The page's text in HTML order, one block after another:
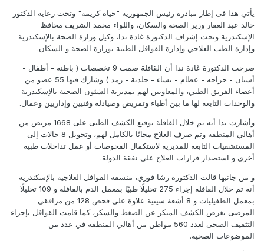
يأتي هذا فى إطار مبادرة رئيس الجمهورية "حياة كريمة" وتحت رعاية الدكتور
خالد عبد الغفار وزير الصحة والسكان، واللواء محمد الشريف محافظ
الإسكندرية وتحت إشراف الدكتورة غادة ندا، وكيل وزارة الصحة بالإسكندرية
وإدارة الطب العلاجي وإدارة القوافل الطبية بوزارة الصحة و السكان.
صرحت الدكتورة غادة ندا أن القافلة ضمت 9 تخصصات ( باطنه - أطفال -
أسنان - جراحه - عظام - نساء - جلدية - رمد ) وشارك فيها 55 عضو من
أعضاء الفريق الطبي، والمعاونين لهم بمديرية الشئون الصحية بالإسكندرية
والوحدات التابعة لها ما بين أطباء وتمريض وصيادلة وفنيين وإداريين وعمال.
وأشارت ندا أنه تم خلال القافلة توقيع الكشف الطبى على 1668 مريض من
أهالي المنطقة وتم صرف العلاج مجانًا بالكامل لهم، وتحويل 8 حالات إلى
المستشفيات التابعة للمديرية لاستكمال الفحوصات أو عمل تداخلات طبية
أخرى و استصدار قرارات العلاج على نفقة الدولة.
و من جانبها قالت الدكتورة رشا فوزي، منسقة القوافل العلاجية بالإسكندرية
أنه تم خلال القافلة إجراء 275 تحليلًا طبيًا بمعمل الدم بالقافلة و 109 تحليلًا
بمعمل الطفيليات و 8 أشعة سينية علاوة على فحص 128 من مرافقي
المرضى بغرض الكشف المبكر عن الضغط والسكر، كما قامت القوافل بإجراء
التثقيف الصحى لعدد 560 مواطن من أهالي المنطقة في عدد من
الموضوعات الصحية.